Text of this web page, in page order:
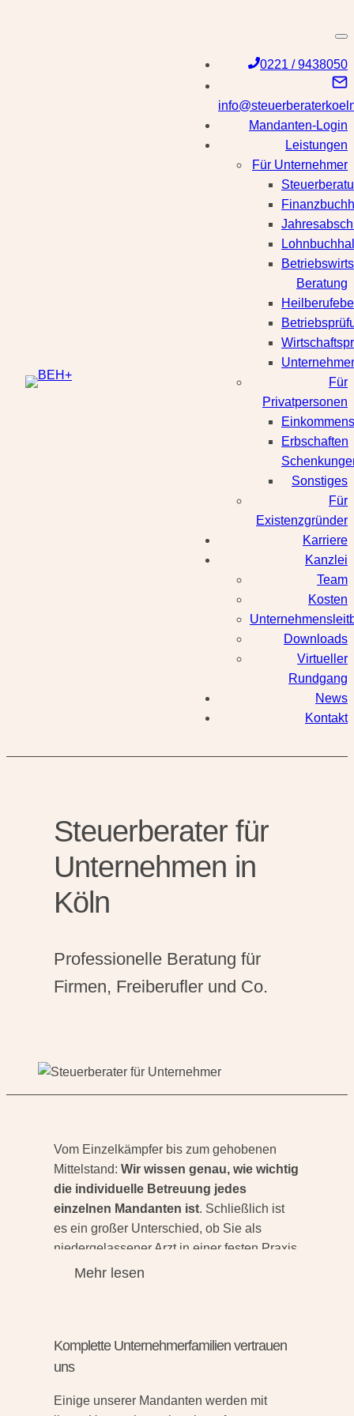
0221 / 9438050
Mandanten-Login
Leistungen
Für Unternehmer
Beratung
Für
Privatpersonen
Erbschaften
Sonstiges
Für
Existenzgründer
Karriere
Kanzlei
Team
Kosten
Downloads
Virtueller
Rundgang
News
Kontakt
Steuerberater für
Unternehmen in
Köln
Professionelle Beratung für
Firmen, Freiberufler und Co.
Vom Einzelkämpfer bis zum gehobenen
Mittelstand: Wir wissen genau, wie wichtig
die individuelle Betreuung jedes
einzelnen Mandanten ist. Schließlich ist
es ein großer Unterschied, ob Sie als
niedergelassener Arzt in einer festen Praxis
tätig oder als freischaffender Handwerker
Sie eine „One-Man-Show“ vertreten oder
bereits ein Unternehmen mit zahlreichen
analytischem und wirtschaftlichem Denken
Mehr lesen
Komplette Unternehmerfamilien vertrauen
uns
Einige unserer Mandanten werden mit